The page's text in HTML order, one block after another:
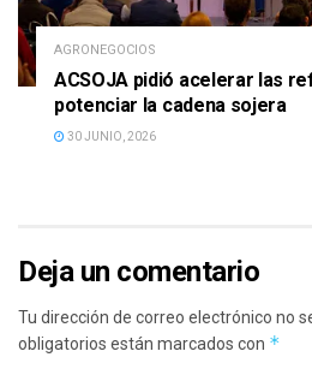
AGRONEGOCIOS
ACSOJA pidió acelerar las
potenciar la cadena sojera
30 JUNIO, 2026
Deja un comentario
Tu dirección de correo electrónico no
obligatorios están marcados con *